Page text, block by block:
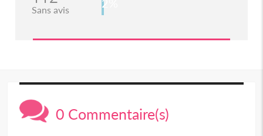
Sans avis 2%
0 Commentaire(s)